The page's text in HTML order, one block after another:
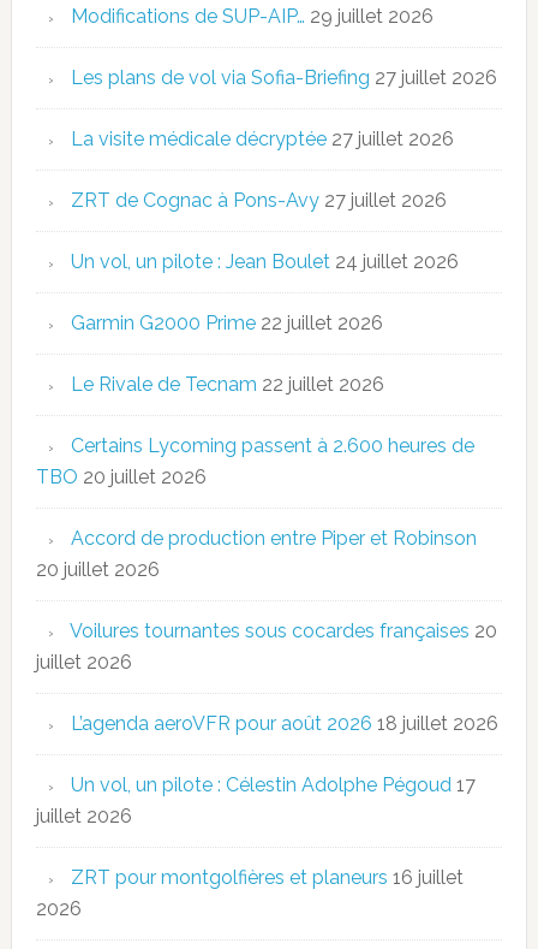
Modifications de SUP-AIP… 29 juillet 2026
Les plans de vol via Sofia-Briefing 27 juillet 2026
La visite médicale décryptée 27 juillet 2026
ZRT de Cognac à Pons-Avy 27 juillet 2026
Un vol, un pilote : Jean Boulet 24 juillet 2026
Garmin G2000 Prime 22 juillet 2026
Le Rivale de Tecnam 22 juillet 2026
Certains Lycoming passent à 2.600 heures de
TBO 20 juillet 2026
Accord de production entre Piper et Robinson
20 juillet 2026
Voilures tournantes sous cocardes françaises 20
juillet 2026
L’agenda aeroVFR pour août 2026 18 juillet 2026
Un vol, un pilote : Célestin Adolphe Pégoud 17
juillet 2026
ZRT pour montgolfières et planeurs 16 juillet
2026